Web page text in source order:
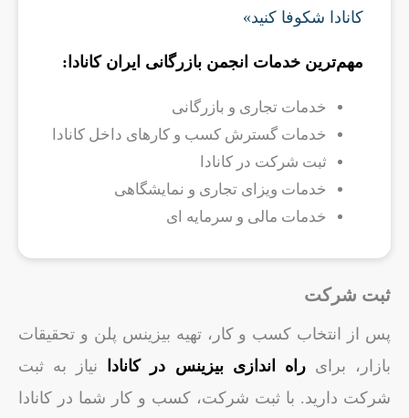
کانادا شکوفا کنید»
مهم‌ترین خدمات انجمن بازرگانی ایران کانادا:
خدمات تجاری و بازرگانی
خدمات گسترش کسب و کارهای داخل کانادا
ثبت شرکت در کانادا
خدمات ویزای تجاری و نمایشگاهی
خدمات مالی و سرمایه ای
ثبت شرکت
پس از انتخاب کسب و کار، تهیه بیزینس پلن و تحقیقات
بازار، برایراه اندازی بیزینس در کانادا
نیاز به ثبت
شرکت دارید. با ثبت شرکت، کسب و کار شما در کانادا